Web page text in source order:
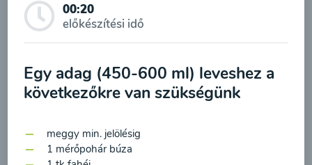
Brokkolileves
00:20
előkészítési idő
Egy adag (450-600 ml) leveshez a
következőkre van szükségünk
meggy min. jelölésig
1 mérőpohár búza
Feliratkozás a hírlevélre
A hírlevélre való feliratkozásom elküldésével
hozzájárulok a személyes adatok